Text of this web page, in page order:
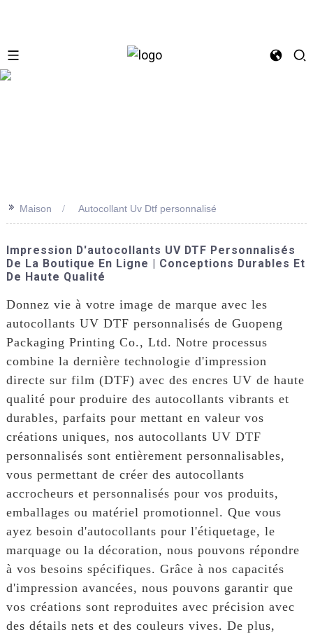
>> Maison Autocollant Uv Dtf personnalisé
Impression D'autocollants UV DTF Personnalisés
De La Boutique En Ligne | Conceptions Durables Et
De Haute Qualité
Donnez vie à votre image de marque avec les
autocollants UV DTF personnalisés de Guopeng
Packaging Printing Co., Ltd. Notre processus
combine la dernière technologie d'impression
directe sur film (DTF) avec des encres UV de haute
qualité pour produire des autocollants vibrants et
durables, parfaits pour mettant en valeur vos
créations uniques, nos autocollants UV DTF
personnalisés sont entièrement personnalisables,
vous permettant de créer des autocollants
accrocheurs et personnalisés pour vos produits,
emballages ou matériel promotionnel. Que vous
ayez besoin d'autocollants pour l'étiquetage, le
marquage ou la décoration, nous pouvons répondre
à vos besoins spécifiques. Grâce à nos capacités
d'impression avancées, nous pouvons garantir que
vos créations sont reproduites avec précision avec
des détails nets et des couleurs vives. De plus,